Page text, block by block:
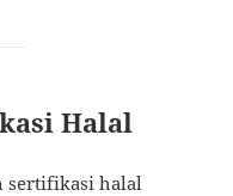
Halal
sertifikasi halal